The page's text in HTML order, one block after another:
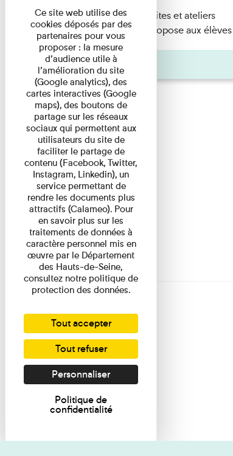
Offre pédagogique Visites et ateliers
Découvrir Le musée propose aux élèves
Pages
Ce site web utilise des
cookies déposés par des
partenaires pour vous
proposer : la mesure
d’audience utile à
l’amélioration du site
(Google analytics), des
cartes interactives (Google
maps), des boutons de
partage sur les réseaux
sociaux qui permettent aux
utilisateurs du site de
faciliter le partage de
contenu (Facebook, Twitter,
Instagram, Linkedin), un
service permettant de
rendre les documents plus
attractifs (Calameo). Pour
en savoir plus sur les
traitements de données à
caractère personnel mis en
œuvre par le Département
des Hauts-de-Seine,
consultez notre politique de
protection des données.
Tout accepter
Tout refuser
Personnaliser
Politique de
confidentialité